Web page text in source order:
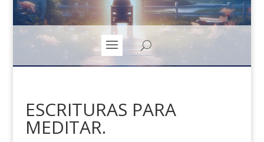
ESCRITURAS PARA
MEDITAR.